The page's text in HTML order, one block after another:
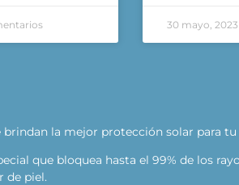
30 mayo,
la mejor protección solar para
que bloquea hasta el 99% de los
de piel.